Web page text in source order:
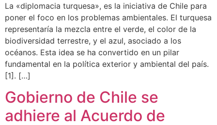
La «diplomacia turquesa», es la iniciativa de Chile para
poner el foco en los problemas ambientales. El turquesa
representaría la mezcla entre el verde, el color de la
biodiversidad terrestre, y el azul, asociado a los
océanos. Esta idea se ha convertido en un pilar
fundamental en la política exterior y ambiental del país.
[1]. […]
Gobierno de Chile se
adhiere al Acuerdo de